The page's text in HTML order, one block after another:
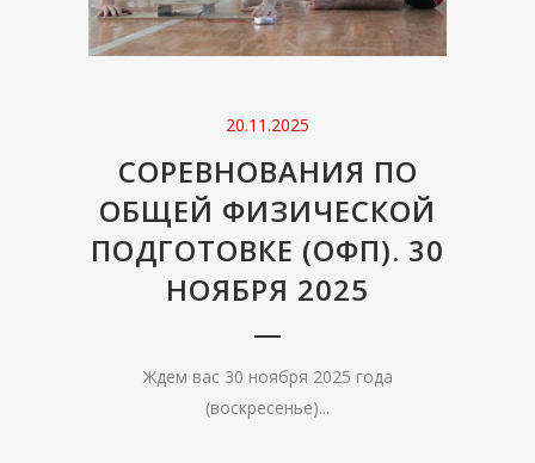
20.11.2025
СОРЕВНОВАНИЯ ПО
ОБЩЕЙ ФИЗИЧЕСКОЙ
ПОДГОТОВКЕ (ОФП). 30
НОЯБРЯ 2025
Ждем вас 30 ноября 2025 года
(воскресенье)...